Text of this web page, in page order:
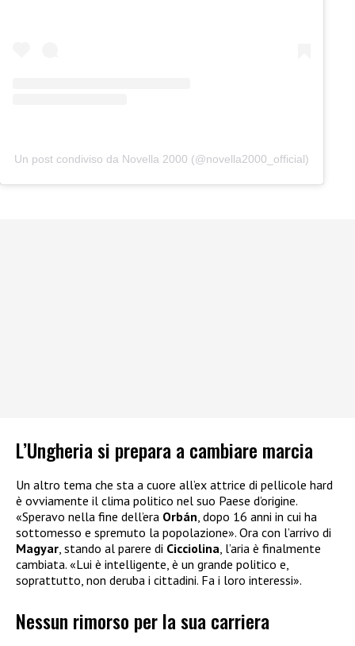
Un post condiviso da Novella 2000 (@novella2000_official)
L’Ungheria si prepara a cambiare marcia
Un altro tema che sta a cuore all’ex attrice di pellicole hard
è ovviamente il clima politico nel suo Paese d’origine.
«Speravo nella fine dell’era Orbán, dopo 16 anni in cui ha
sottomesso e spremuto la popolazione». Ora con l’arrivo di
Magyar, stando al parere di Cicciolina, l’aria è finalmente
cambiata. «Lui è intelligente, è un grande politico e,
soprattutto, non deruba i cittadini. Fa i loro interessi».
Nessun rimorso per la sua carriera